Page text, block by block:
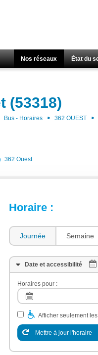
Nos réseaux État du
(53318)
Bus - Horaires 362 OUEST
362 Ouest
Horaire :
Journée Semaine
Date et accessibilité
Horaires pour :
Afficher seulement
Mettre à jour l'horaire